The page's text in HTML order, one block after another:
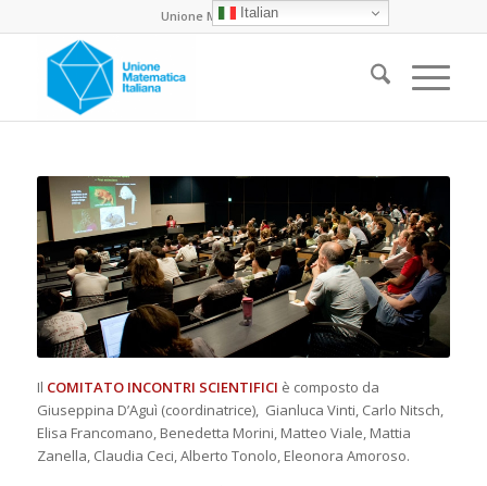
Unione Matematica Italiana
Il COMITATO INCONTRI SCIENTIFICI è composto da
Giuseppina D’Aguì (coordinatrice), Gianluca Vinti, Carlo Nitsch,
Elisa Francomano, Benedetta Morini, Matteo Viale, Mattia
Zanella, Claudia Ceci, Alberto Tonolo, Eleonora Amoroso.
Italian